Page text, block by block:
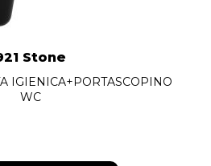
Stone
IGIENICA+PORTASCOPINO
WC